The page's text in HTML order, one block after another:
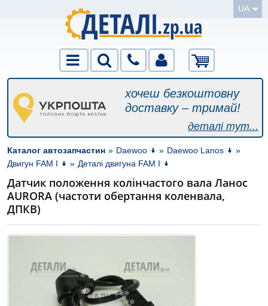
UA
хочеш безкоштовну
доставку – тримай!
деталі тут...
Каталог автозапчастин » Daewoo » Daewoo Lanos
»
Двигун FAM I
» Деталі двигуна FAM I
Датчик положення колінчастого вала Ланос
AURORA (частоти обертання коленвала,
ДПКВ)